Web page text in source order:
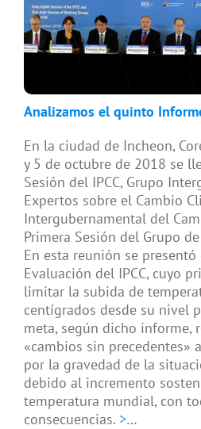
Analizamos el quinto
En la ciudad de Incheon,
y 5 de octubre de 2018 se
Sesión del IPCC, Grupo
Expertos sobre el Cambio
Intergubernamental del
Primera Sesión del Grupo
En esta reunión se
Evaluación del IPCC, cuyo
limitar la subida de
centígrados desde su nivel
meta, según dicho informe,
«cambios sin precedentes»
por la gravedad de la
debido al incremento
temperatura mundial, con
consecuencias. >…